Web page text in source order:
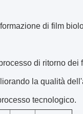
di film
di ritorno dei
la qualità
tecnologico.